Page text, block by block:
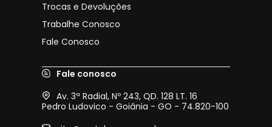
Trocas e Devoluções
Trabalhe Conosco
Fale Conosco
Fale conosco
Av. 3ª Radial, Nº 243, QD. 128 LT. 16
Pedro Ludovico - Goiânia - GO - 74.820-100